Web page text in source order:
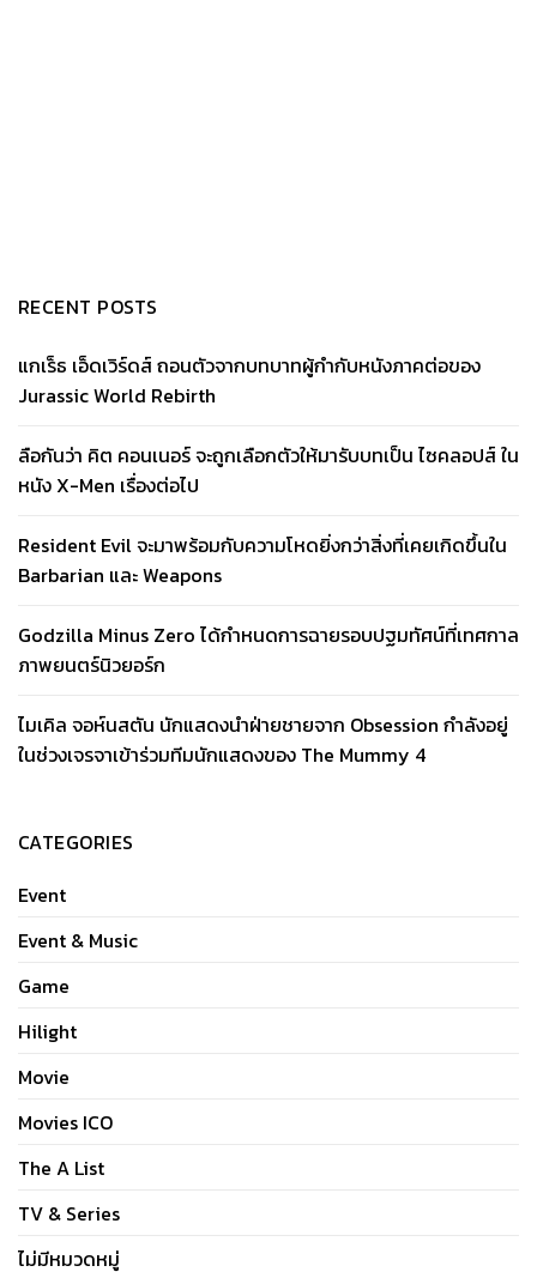
RECENT POSTS
แกเร็ธ เอ็ดเวิร์ดส์ ถอนตัวจากบทบาทผู้กำกับหนังภาคต่อของ
Jurassic World Rebirth
ลือกันว่า คิต คอนเนอร์ จะถูกเลือกตัวให้มารับบทเป็น ไซคลอปส์ ใน
หนัง X-Men เรื่องต่อไป
Resident Evil จะมาพร้อมกับความโหดยิ่งกว่าสิ่งที่เคยเกิดขึ้นใน
Barbarian และ Weapons
Godzilla Minus Zero ได้กำหนดการฉายรอบปฐมทัศน์ที่เทศกาล
ภาพยนตร์นิวยอร์ก
ไมเคิล จอห์นสตัน นักแสดงนำฝ่ายชายจาก Obsession กำลังอยู่
ในช่วงเจรจาเข้าร่วมทีมนักแสดงของ The Mummy 4
CATEGORIES
Event
Event & Music
Game
Hilight
Movie
Movies ICO
The A List
TV & Series
ไม่มีหมวดหมู่